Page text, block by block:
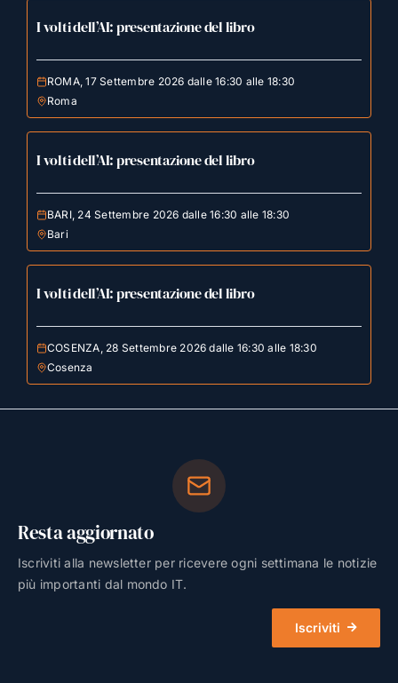
I volti dell’AI: presentazione del libro
ROMA, 17 Settembre 2026 dalle 16:30 alle 18:30
Roma
I volti dell’AI: presentazione del libro
BARI, 24 Settembre 2026 dalle 16:30 alle 18:30
Bari
I volti dell’AI: presentazione del libro
COSENZA, 28 Settembre 2026 dalle 16:30 alle 18:30
Cosenza
Resta aggiornato
Iscriviti alla newsletter per ricevere ogni settimana le notizie
più importanti dal mondo IT.
Iscriviti